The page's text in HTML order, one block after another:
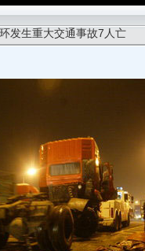
发生重大交通事故7人亡